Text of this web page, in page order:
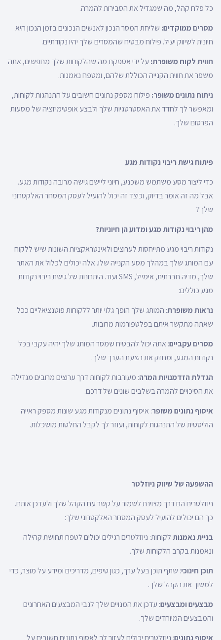
כל פלח קהל, מה שמגדיל את הסבירות להמרה.
מסרים ממוקדים: שליחת המסר הנכון לאנשים הנכונים בזמן הנכון היא
חיונית לשיווק יעיל. פילוח מבטיח שהמסרים שלך יהיו נקודתיים.
חווית לקוח משופרת: על ידי אספקת מה שהלקוחות שלך מחפשים, אתה
משפר את חווית הקנייה הכוללת שלהם, ומטפח נאמנות.
ניתוח נתונים משופר: פילוח מספק נתונים חשובים על התנהגות לקוחות,
ומאפשר לך לחדד את האסטרטגיות שלך ולבצע אופטימיזציה של מסעות
הפרסום שלך.
פיתוח גישת ריבוי נקודות מגע
כדי ליצור מסע משתמש משכנע, חיוני ליישם גישה מרובה נקודות מגע.
אבל מה זה אומר בדיוק, וכיצד זה יכול להועיל לעסק המסחר האלקטרוני
שלך?
מהן ריבוי נקודות מגע ומדוע הן חיוניות?
נקודות ריבוי מגע מתייחסות לערוצים ולאינטראקציות השונות שיש ללקוח
עם המותג שלך במהלך מסע הקנייה שלו. אלה יכולים לכלול את האתר
שלך, מדיה חברתית, אימייל, SMS ועוד. היתרונות של גישת ריבוי נקודות
מגע כוללים:
נראות משופרת: המותג שלך הופך גלוי יותר ללקוחות פוטנציאליים ככל
שאתה מתקשר איתם בפלטפורמות מרובות.
מסרים עקביים: אתה יכול להבטיח שמסר המותג שלך יהיה עקבי בכל
נקודות המגע, ומחזק את הצעת הערך שלך.
הגדלת הזדמנויות המרה: מעורבות לקוחות דרך ערוצים מרובים מגדילה
את הסיכויים להמרה בשלבים שונים של דרכם.
איסוף נתונים משופר: איסוף נתונים מנקודות מגע שונות מספק ראייה
הוליסטית של התנהגות לקוחות, ועוזר לך לקבל החלטות מושכלות.
ההשפעה של שיווק ניוזלטר
ניוזלטרים הם דרך מצוינת לשמור על קשר עם הקהל שלך ולעדכן אותם.
כך הם יכולים להועיל לעסק המסחר האלקטרוני שלך:
בניית נאמנותלקוחות: ניוזלטרים רגילים יכולים לטפח תחושת קהילה
ונאמנות בקרב הלקוחות שלך.
תוכן חינוכי: שתף תוכן בעל ערך, כגון טיפים, מדריכים ומידע על מוצר, כדי
למשוך את הקהל שלך.
מבצעים ומבצעים: עדכן את המנויים שלך לגבי המבצעים האחרונים
והמבצעים המיוחדים שלך.
איסוף נתונים: ניוזלטרים יכולים לעזור לך לאסוף נתונים חשובים על